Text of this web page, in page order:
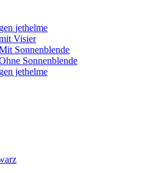
jethelme
Visier
Sonnenblende
Sonnenblende
jethelme